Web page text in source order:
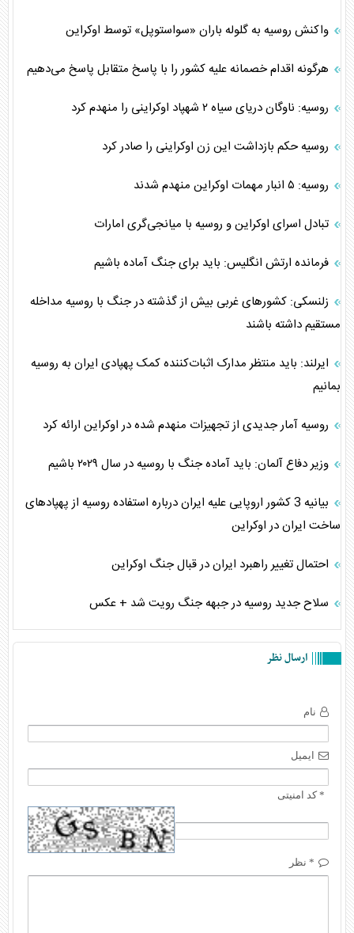
واکنش روسیه به گلوله باران «سواستوپل» توسط اوکراین
هرگونه اقدام خصمانه علیه کشور را با پاسخ متقابل پاسخ می‌دهیم
روسیه: ناوگان دریای سیاه ۲ شهپاد اوکراینی را منهدم کرد
روسیه حکم بازداشت این زن اوکراینی را صادر کرد
روسیه: ۵ انبار مهمات اوکراین منهدم شدند
تبادل اسرای اوکراین و روسیه با میانجی‌گری امارات
فرمانده ارتش انگلیس: باید برای جنگ آماده باشیم
زلنسکی: کشور‌های غربی بیش از گذشته در جنگ با روسیه مداخله
مستقیم داشته باشند
ایرلند: باید منتظر مدارک اثبات‌کننده کمک پهپادی ایران به روسیه
بمانیم
روسیه آمار جدیدی از تجهیزات منهدم شده در اوکراین ارائه کرد
وزیر دفاع آلمان: باید آماده جنگ با روسیه در سال ۲۰۲۹ باشیم
بیانیه 3 کشور اروپایی علیه ایران درباره استفاده روسیه از پهپادهای
ساخت ایران در اوکراین
احتمال تغییر راهبرد ایران در قبال جنگ اوکراین
سلاح جدید روسیه در جبهه جنگ رویت شد + عکس
ارسال نظر
نام
ایمیل
* کد امنیتی
* نظر